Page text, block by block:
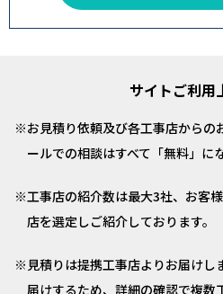
サイトご利用
お見積り依頼及び各工事店からの
ールでの相談はすべて「無料」に
工事店の紹介数は最大3社、お客
店を選定しご紹介しております。
見積りは提携工事店よりお届けし
届けするため、詳細の確認で複数